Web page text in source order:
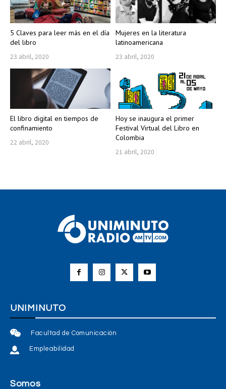
5 Claves para leer más en el día
del libro
23 abril, 2020
Mujeres en la literatura
latinoamericana
23 abril, 2020
El libro digital en tiempos de
confinamiento
22 abril, 2020
Hoy se inaugura el primer
Festival Virtual del Libro en
Colombia
21 abril, 2020
UNIMINUTO
Facultad de Comunicación
Empleabilidad
Somos